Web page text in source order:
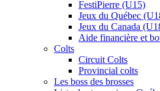
FestiPierre (U15)
Jeux du Québec
Jeux du Canada
Aide financière et
Colts
Circuit Colts
Provincial colts
Les boss des brosses